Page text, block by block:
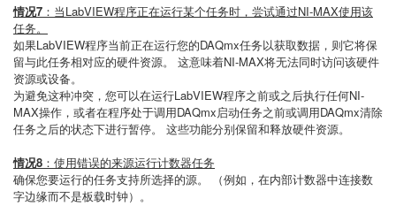
情况7 ：当LabVIEW程序正在运行某个任务时，尝试通过NI-MAX使用该
任务。
如果LabVIEW程序当前正在运行您的DAQmx任务以获取数据，则它将保
留与此任务相对应的硬件资源。 这意味着NI-MAX将无法同时访问该硬件
资源或设备。
为避免这种冲突，您可以在运行LabVIEW程序之前或之后执行任何NI-
MAX操作，或者在程序处于调用DAQmx启动任务之前或调用DAQmx清除
任务之后的状态下进行暂停。 这些功能分别保留和释放硬件资源。
情况8 ：使用错误的来源运行计数器任务
确保您要运行的任务支持所选择的源。 （例如，在内部计数器中连接数
字边缘而不是板载时钟）。